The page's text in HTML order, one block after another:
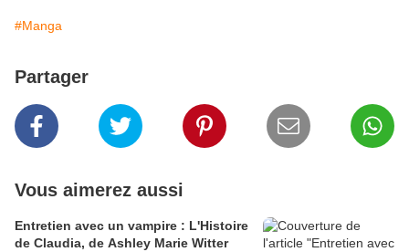
#Manga
Partager
Vous aimerez aussi
Entretien avec un vampire : L'Histoire
de Claudia, de Ashley Marie Witter